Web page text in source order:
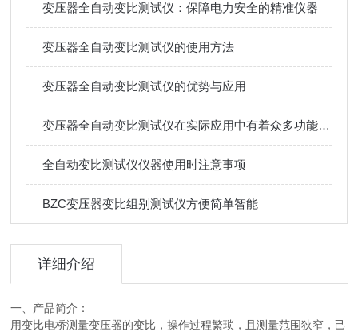
变压器全自动变比测试仪：保障电力安全的精准仪器
变压器全自动变比测试仪的使用方法
变压器全自动变比测试仪的优势与应用
变压器全自动变比测试仪在实际应用中有着众多功能特点
全自动变比测试仪仪器使用时注意事项
BZC变压器变比组别测试仪方便简单智能
详细介绍
一、产品简介：
用变比电桥测量变压器的变比，操作过程繁琐，且测量范围狭窄，己